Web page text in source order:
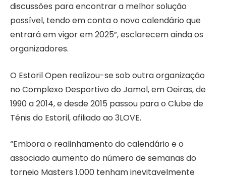
discussões para encontrar a melhor solução
possível, tendo em conta o novo calendário que
entrará em vigor em 2025”, esclarecem ainda os
organizadores.
O Estoril Open realizou-se sob outra organização
no Complexo Desportivo do Jamol, em Oeiras, de
1990 a 2014, e desde 2015 passou para o Clube de
Ténis do Estoril, afiliado ao 3LOVE.
“Embora o realinhamento do calendário e o
associado aumento do número de semanas do
torneio Masters 1.000 tenham inevitavelmente